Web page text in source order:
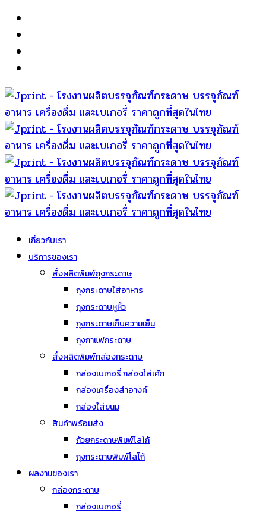
เกี่ยวกับเรา
บริการของเรา
สั่งผลิตพิมพ์ถุงกระดาษ
ถุงกระดาษใส่อาหาร
ถุงกระดาษหูหิ้ว
ถุงกระดาษเก็บความเย็น
ถุงกาแฟกระดาษ
สั่งผลิตพิมพ์กล่องกระดาษ
กล่องเบเกอรี่ กล่องใส่เค้ก
กล่องเครื่องสำอางค์
กล่องใส่ขนม
สินค้าพร้อมส่ง
ถ้วยกระดาษพิมพ์โลโก้
ถุงกระดาษพิมพ์โลโก้
ผลงานของเรา
กล่องกระดาษ
กล่องเบเกอรี่